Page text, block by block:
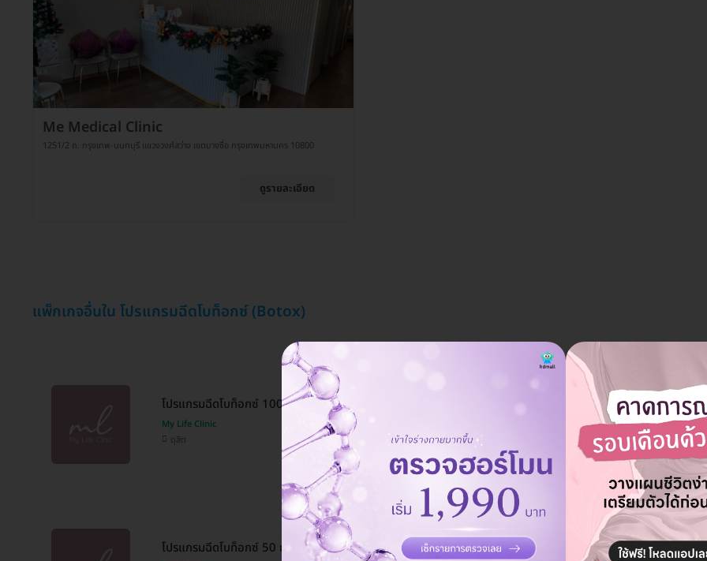
Me Medical Clinic
1251/2 ถ. กรุงเทพ-นนทบุรี แขวงวงศ์สว่าง เขตบางซื่อ กรุงเทพมหานคร 10800
ดูรายละเอียด
แพ็กเกจอื่นใน โปรแกรมฉีดโบท็อกซ์ (Botox)
โปรแกรมฉีดโบท็อกซ์ 100 ยูนิต (หน้า)
My Life Clinic
ดุสิต
7,459 บาท
12,900 บาท ประหยัด 42%
โปรแกรมฉีดโบท็อกซ์ 50 ยูนิต (หน้า)
ราคาจองกับ HDmall
9,690 บาท